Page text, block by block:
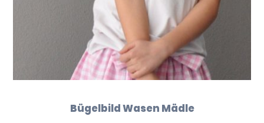
Bügelbild Wasen Mädle